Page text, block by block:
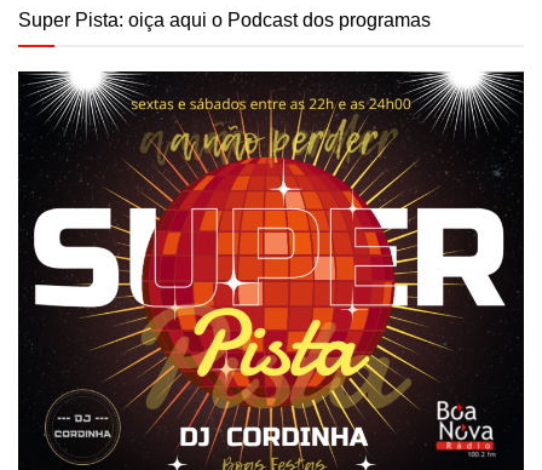
Super Pista: oiça aqui o Podcast dos programas